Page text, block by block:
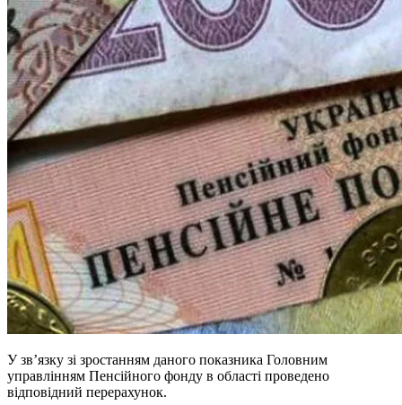
У зв’язку зі зростанням даного показника Головним
управлінням Пенсійного фонду в області проведено
відповідний перерахунок.